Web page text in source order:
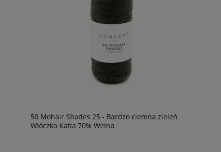
50 Mohair Shades 25 - Bardzo ciemna zieleń
Włóczka Katia 70% Wełna